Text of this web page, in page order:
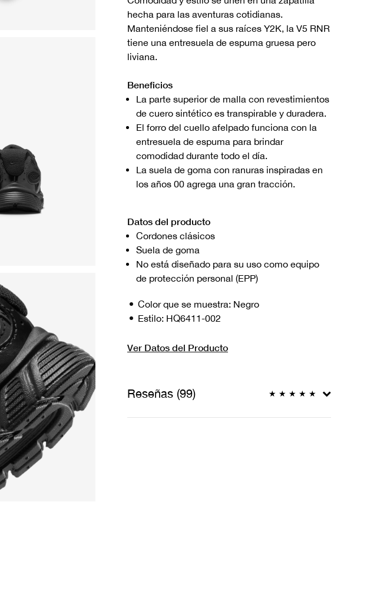
hecha para las aventuras cotidianas.
Manteniéndose fiel a sus raíces Y2K, la V5 RNR
tiene una entresuela de espuma gruesa pero
liviana.
Beneficios
La parte superior de malla con revestimientos
de cuero sintético es transpirable y duradera.
El forro del cuello afelpado funciona con la
entresuela de espuma para brindar
comodidad durante todo el día.
La suela de goma con ranuras inspiradas en
los años 00 agrega una gran tracción.
Datos del producto
Cordones clásicos
Suela de goma
No está diseñado para su uso como equipo
de protección personal (EPP)
Color que se muestra: Negro
Estilo: HQ6411-002
Ver Datos del Producto
Reseñas (99) ★ ★ ★ ★ ★